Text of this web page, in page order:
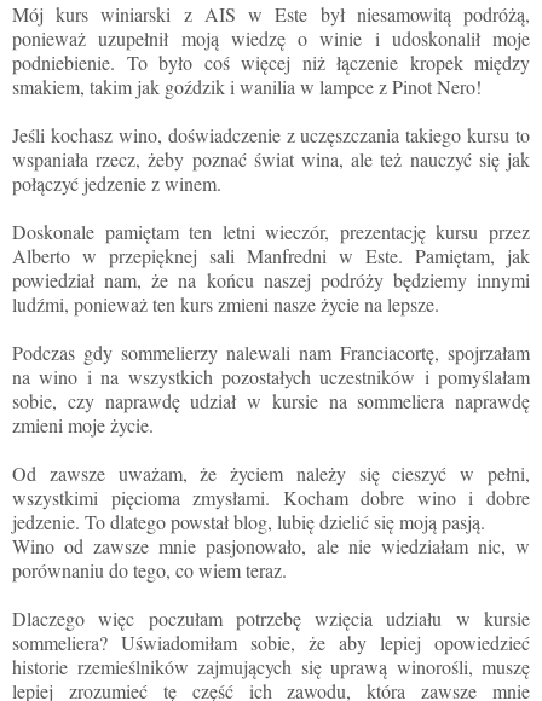
Mój kurs winiarski z AIS w Este był niesamowitą podróżą,
ponieważ uzupełnił moją wiedzę o winie i udoskonalił moje
podniebienie. To było coś więcej niż łączenie kropek między
smakiem, takim jak goździk i wanilia w lampce z Pinot Nero!
Jeśli kochasz wino, doświadczenie z uczęszczania takiego kursu to
wspaniała rzecz, żeby poznać świat wina, ale też nauczyć się jak
połączyć jedzenie z winem.
Doskonale pamiętam ten letni wieczór, prezentację kursu przez
Alberto w przepięknej sali Manfredni w Este. Pamiętam, jak
powiedział nam, że na końcu naszej podróży będziemy innymi
ludźmi, ponieważ ten kurs zmieni nasze życie na lepsze.
Podczas gdy sommelierzy nalewali nam Franciacortę, spojrzałam
na wino i na wszystkich pozostałych uczestników i pomyślałam
sobie, czy naprawdę udział w kursie na sommeliera naprawdę
zmieni moje życie.
Od zawsze uważam, że życiem należy się cieszyć w pełni,
wszystkimi pięcioma zmysłami. Kocham dobre wino i dobre
jedzenie. To dlatego powstał blog, lubię dzielić się moją pasją.
Wino od zawsze mnie pasjonowało, ale nie wiedziałam nic, w
porównaniu do tego, co wiem teraz.
Dlaczego więc poczułam potrzebę wzięcia udziału w kursie
sommeliera? Uświadomiłam sobie, że aby lepiej opowiedzieć
historie rzemieślników zajmujących się uprawą winorośli, muszę
lepiej zrozumieć tę część ich zawodu, która zawsze mnie